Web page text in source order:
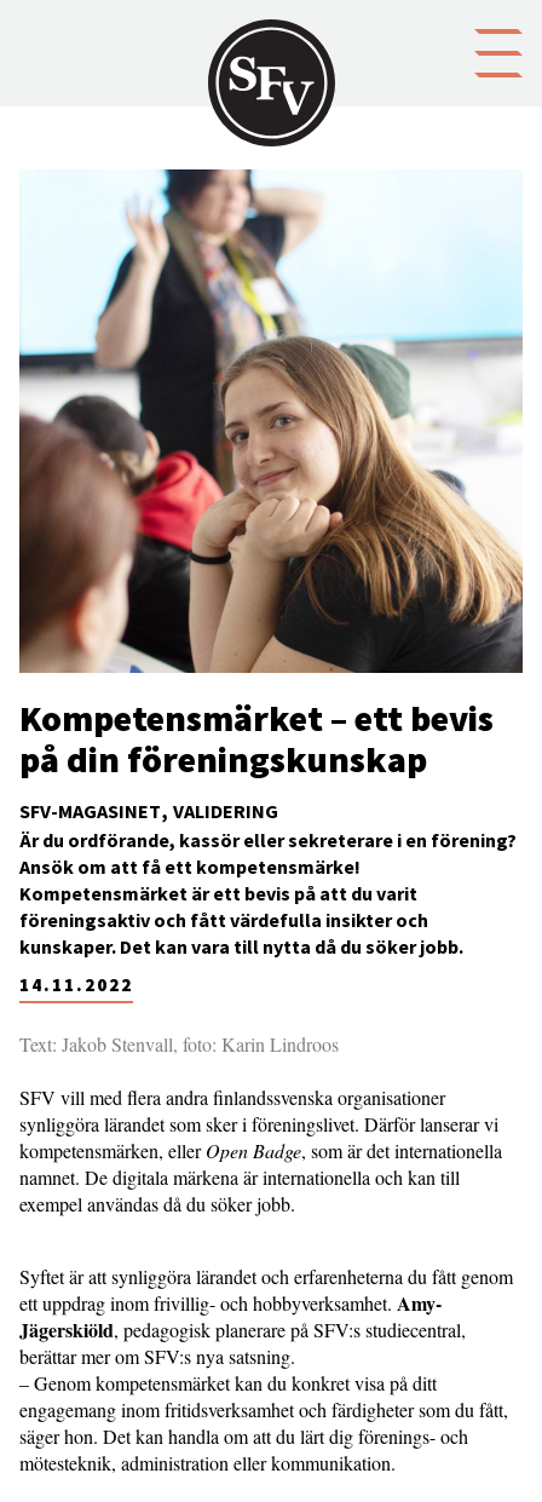
SFV-MAGASINET VALIDERING
Kompetensmärket – ett bevis
på din föreningskunskap
14.11.2022
Är du ordförande, kassör eller sekreterare i en förening?
Ansök om att få ett kompetensmärke!
Kompetensmärket är ett bevis på att du varit
föreningsaktiv och fått värdefulla insikter och
kunskaper. Det kan vara till nytta då du söker jobb.
Text: Jakob Stenvall, foto: Karin Lindroos
SFV vill med flera andra fin­landssvenska organisationer
synliggöra lärandet som sker i föreningslivet. Därför lan­serar vi
kompetensmärken, ellerOpen Badge, som är det internationella
nam­net. De digitala märkena är internatio­­nella och kan till
exempel användas då du söker jobb.
Syftet är att synliggöra lärandet och erfarenheterna du fått genom
ett uppdrag inom frivillig- och hobbyverksamhet. Amy­
Jägerskiöld, pedagogisk planerare på SFV:s studiecentral,
berättar mer om SFV:s nya satsning.
– Genom kompetensmärket kan du konkret visa på ditt
engagemang inom fritidsverksamhet och färdigheter som du fått,
säger hon. Det kan handla om att du lärt dig förenings- och
mötesteknik, administration eller kommunikation.